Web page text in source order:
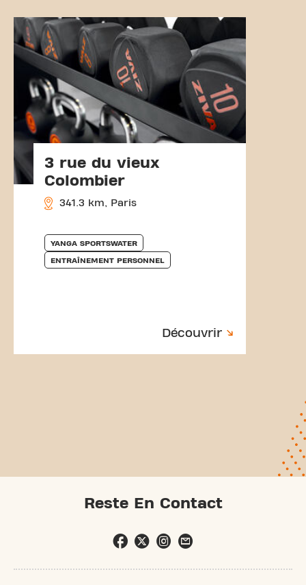
3 rue du vieux
Colombier
341.3 km, Paris
YANGA SPORTSWATER
ENTRAÎNEMENT PERSONNEL
Découvrir
Reste En Contact